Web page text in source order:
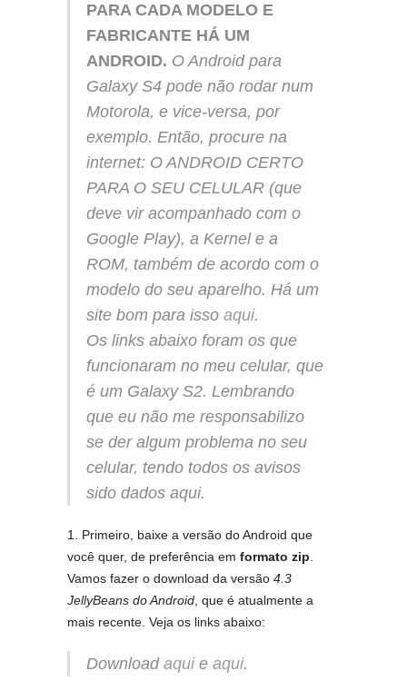
PARA CADA MODELO E
FABRICANTE HÁ UM
ANDROID. O Android para
Galaxy S4 pode não rodar num
Motorola, e vice-versa, por
exemplo. Então, procure na
internet: O ANDROID CERTO
PARA O SEU CELULAR (que
deve vir acompanhado com o
Google Play), a Kernel e a
ROM, também de acordo com o
modelo do seu aparelho. Há um
site bom para isso aqui.
Os links abaixo foram os que
funcionaram no meu celular, que
é um Galaxy S2. Lembrando
que eu não me responsabilizo
se der algum problema no seu
celular, tendo todos os avisos
sido dados aqui.
1. Primeiro, baixe a versão do Android que
você quer, de preferência em formato zip.
Vamos fazer o download da versão 4.3
JellyBeans do Android, que é atualmente a
mais recente. Veja os links abaixo:
Download aquie aqui.